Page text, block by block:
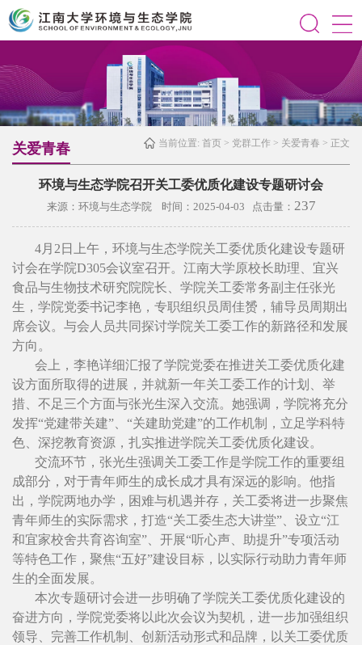
当前位置: 首页 > 党群工作 > 关爱青春 > 正文
关爱青春
环境与生态学院召开关工委优质化建设专题研讨会
来源：环境与生态学院 时间：2025-04-03 点击量： 237
4月2日上午，环境与生态学院关工委优质化建设专题研
讨会在学院D305会议室召开。江南大学原校长助理、宜兴
食品与生物技术研究院院长、学院关工委常务副主任张光
生，学院党委书记李艳，专职组织员周佳赟，辅导员周期出
席会议。与会人员共同探讨学院关工委工作的新路径和发展
方向。
会上，李艳详细汇报了学院党委在推进关工委优质化建
设方面所取得的进展，并就新一年关工委工作的计划、举
措、不足三个方面与张光生深入交流。她强调，学院将充分
发挥“党建带关建”、“关建助党建”的工作机制，立足学科特
色、深挖教育资源，扎实推进学院关工委优质化建设。
交流环节，张光生强调关工委工作是学院工作的重要组
成部分，对于青年师生的成长成才具有深远的影响。他指
出，学院两地办学，困难与机遇并存，关工委将进一步聚焦
青年师生的实际需求，打造“关工委生态大讲堂”、设立“江
和宜家校舍共育咨询室”、开展“听心声、助提升”专项活动
等特色工作，聚焦“五好”建设目标，以实际行动助力青年师
生的全面发展。
本次专题研讨会进一步明确了学院关工委优质化建设的
奋进方向，学院党委将以此次会议为契机，进一步加强组织
领导、完善工作机制、创新活动形式和品牌，以关工委优质